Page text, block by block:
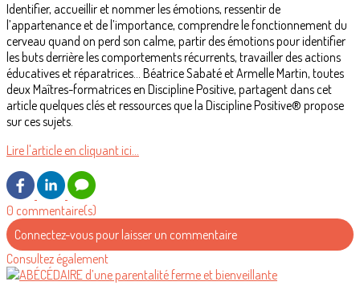
Identifier, accueillir et nommer les émotions, ressentir de
l’appartenance et de l’importance, comprendre le fonctionnement du
cerveau quand on perd son calme, partir des émotions pour identifier
les buts derrière les comportements récurrents, travailler des actions
éducatives et réparatrices… Béatrice Sabaté et Armelle Martin, toutes
deux Maîtres-formatrices en Discipline Positive, partagent dans cet
article quelques clés et ressources que la Discipline Positive® propose
sur ces sujets.
Lire l'article en cliquant ici...
0 commentaire(s)
Connectez-vous pour laisser un commentaire
Consultez également